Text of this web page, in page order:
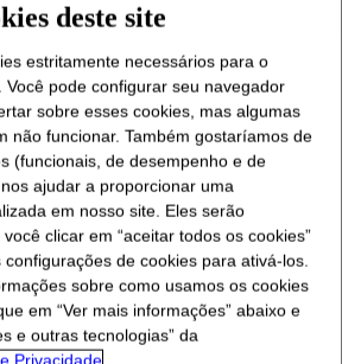
B-924?
metal-crosslinked, floor polish
deste site
estritamente necessários para o
Você pode configurar seu navegador
sobre esses cookies, mas algumas
não funcionar. Também gostaríamos de
(funcionais, de desempenho e de
ajudar a proporcionar uma
em nosso site. Eles serão
clicar em “aceitar todos os cookies”
de cookies para ativá-los.
sobre como usamos os cookies
em “Ver mais informações” abaixo e
e outras tecnologias” da
Privacidade